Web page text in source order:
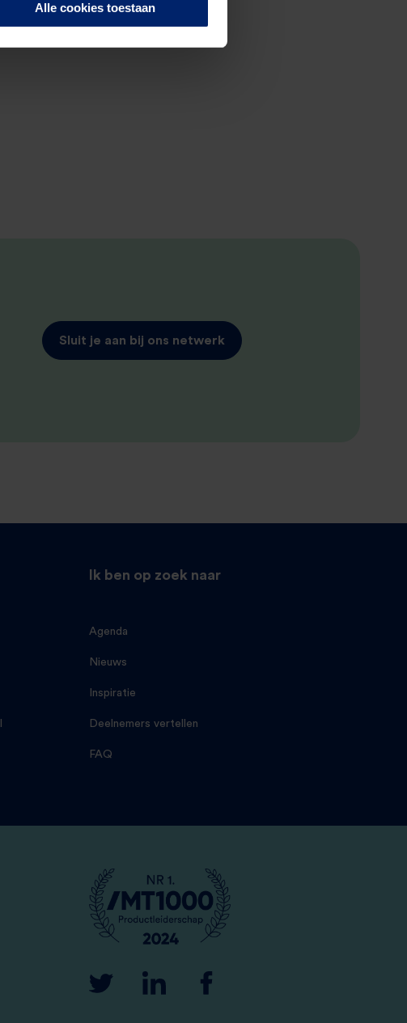
Alle cookies toestaan
Sluit je aan bij ons netwerk
Ik ben op zoek naar
Agenda
Nieuws
Inspiratie
Deelnemers vertellen
FAQ